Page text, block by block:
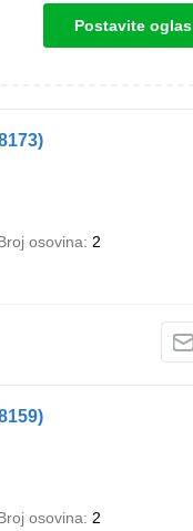
Postavite oglas
osovina 2
osovina 2